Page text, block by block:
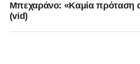
Μπεχαράνο: «Καμία πρόταση
(vid)